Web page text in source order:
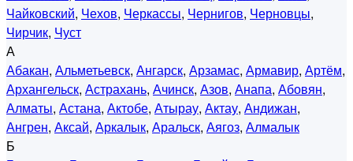
Чайковский, Чехов, Черкассы, Чернигов, Черновцы,
Чирчик, Чуст
А
Абакан, Альметьевск, Ангарск, Арзамас, Армавир, Артём,
Архангельск, Астрахань, Ачинск, Азов, Анапа, Абовян,
Алматы, Астана, Актобе, Атырау, Актау, Андижан,
Ангрен, Аксай, Аркалык, Аральск, Аягоз, Алмалык
Б